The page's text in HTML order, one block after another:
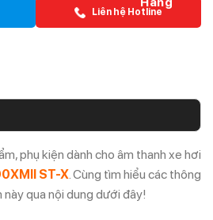
Liên hệ Hotline
phụ kiện dành cho âm thanh xe hơi
ST-X. Cùng tìm hiểu các thông
qua nội dung dưới đây!